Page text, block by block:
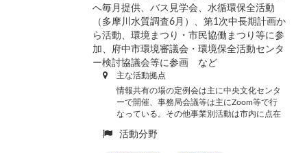
へ毎月提供、バス見学会、水循環保全活動
（多摩川水質調査6月）、第1次中長期計画か
ら活動、環境まつり・市民協働まつり等に参
加、府中市環境審議会・環境保全活動センタ
ー検討協議会等に参画 など
主な活動拠点
情報共有の場の定例会は主に中央文化センタ
ーで開催、事務局会議等は主にZoom等で行
なっている。その他事業別活動は市内に点在
活動分野